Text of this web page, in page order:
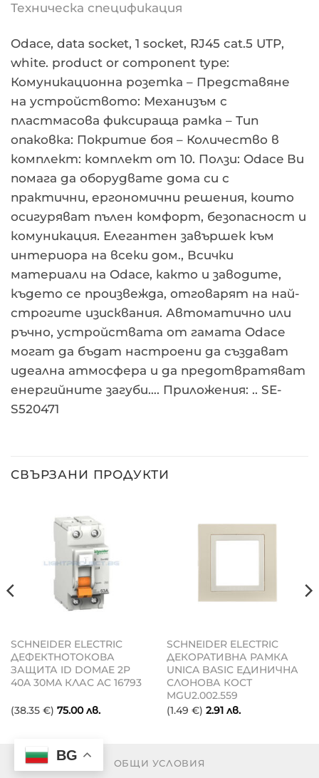
Техническа спецификация
Odace, data socket, 1 socket, RJ45 cat.5 UTP,
white. product or component type:
Комуникационна розетка – Представяне
на устройството: Механизъм с
пластмасова фиксираща рамка – Тип
опаковка: Покритие боя – Количество в
комплект: комплект от 10. Ползи: Odace Ви
помага да оборудвате дома си с
практични, ергономични решения, които
осигуряват пълен комфорт, безопасност и
комуникация. Елегантен завършек към
интериора на всеки дом., Всички
материали на Odace, както и заводите,
където се произвежда, отговарят на най-
строгите изисквания. Автоматично или
ръчно, устройствата от гамата Odace
могат да бъдат настроени да създават
идеална атмосфера и да предотвратяват
енергийните загуби…. Приложения: .. SE-
S520471
СВЪРЗАНИ ПРОДУКТИ
SCHNEIDER ELECTRIC
ДЕФЕКТНОТОКОВА
ЗАЩИТА ID DOMAE 2P
40A 30MA КЛАС AC 16793
(38.35 €) 75.00лв.
SCHNEIDER ELECTRIC
ДЕКОРАТИВНА РАМКА
UNICA BASIC ЕДИНИЧНА
СЛОНОВА КОСТ
MGU2.002.559
(1.49 €) 2.91 лв.
ОБЩИ УСЛОВИЯ
BG